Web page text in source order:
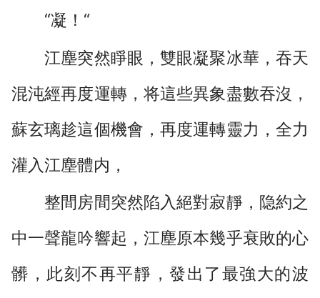
“凝！“
江塵突然睜眼，雙眼凝聚冰華，吞天
混沌經再度運轉，将這些異象盡數吞沒，
蘇玄璃趁這個機會，再度運轉靈力，全力
灌入江塵體内，
整間房間突然陷入絕對寂靜，隐約之
中一聲龍吟響起，江塵原本幾乎衰敗的心
髒，此刻不再平靜，發出了最強大的波